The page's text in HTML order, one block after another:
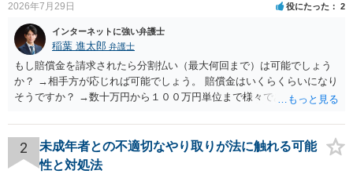
2026年7月29日 役にたった 2
インターネットに強い弁護士
稲葉 進太郎 弁護士
もし賠償金を請求されたら分割払い（最大何回まで）は可能でしょう
か？ →相手方が応じれば可能でしょう。 賠償金はいくらくらいになり
そうですか？ →数十万円から１００万円単位まで様々であり、不明で
渉が行われ、双方合意に至れば支払が開始され、決裂して相手方が訴
訟提起を選択すれば訴訟の中で解決がなされる流れが通常です。
2
未成年者との不適切なやり取りが法に触れる可能
性と対処法